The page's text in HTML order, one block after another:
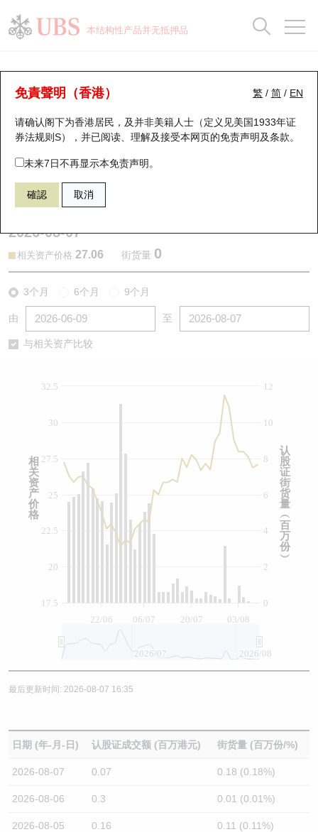
本结构性产品并无抵押品
繁 / 简 / EN
免責聲明（香港）
请确认阁下为香港居民，及并非美籍人士（定义见美国1933年证
券法规则S），并已阅读、理解及接受本网页的免责声明及条款。
未来7日不再显示本免责声明。
確認 取消
认股证分析仪
表现 街货统计 比较
13492 瑞银认购 1810 小米集团
2026-08-07
相关资产价格 27.06 街货量 0
3个月 6个月 9个月
由 至
与相关资产比较
22/06 06/07 20/07 03/08
0
2
4
6
8
10
12
17.5
20
22.5
25
27.5
30
32.5
2026/07 2026/08
认
股
证
街
货
量
︵
百
万
份
︶
相
关
资
产
价
格
最后更新时间: 2026-08-07 16:35
日期 (年-月-日) 认股证成交额 (百万港元) 街货量 (百万份/%)
2026-08-07 0.07 0.18 (0.18%)
2026-08-06 0.3 0.01 (0.01%)
2026-08-05 0.16 0.11 (0.11%)
瑞银认股证一览
新发行瑞银认股证
即将到期认股证
认股证到期结算价查找
认股证分析仪
认股证/牛熊证日志
街货统计
比较
牛熊全景快搜
牛熊证搜寻
牛熊证街货分布图
正股牛熊证列表
新发行瑞银牛熊证
牛熊证到期结算价查找
牛熊证文件及公告 (瑞信)
街货统计
比较
十大升幅/跌幅
十大认股证成交分布
十天股证占大市成交
资金流
街货统计
正股分析仪
二十大活跃股份
恒指成份股
国指成份股
科指成份股
中资ETFs溢价比较
收市竞价变化
持股比重
显示所有持股比重
每月轮证大市专题
轮证专栏
讲座及教育短片
认股证投资者教育
牛熊证投资者教育